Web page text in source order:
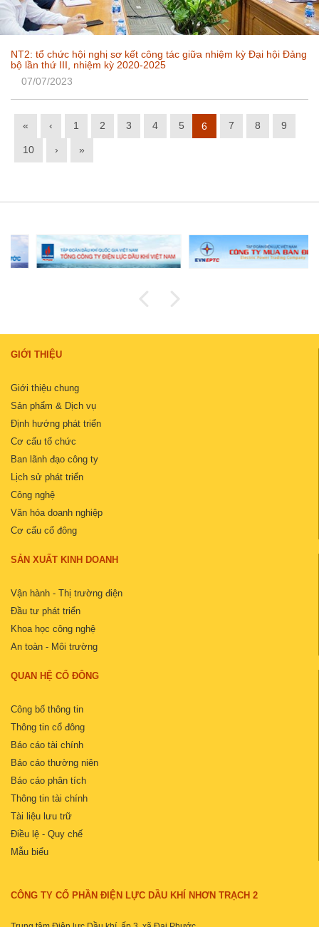
NT2: tổ chức hội nghị sơ kết công tác giữa nhiệm kỳ Đại hội Đảng
bộ lần thứ III, nhiệm kỳ 2020-2025
07/07/2023
« ‹ 1 2 3 4 5 6 7 8 9
10 › »
GIỚI THIỆU
Giới thiệu chung
Sản phẩm & Dịch vụ
Định hướng phát triển
Cơ cấu tổ chức
Ban lãnh đạo công ty
Lịch sử phát triển
Công nghệ
Văn hóa doanh nghiệp
Cơ cấu cổ đông
SẢN XUẤT KINH DOANH
Vận hành - Thị trường điện
Đầu tư phát triển
Khoa học công nghệ
An toàn - Môi trường
QUAN HỆ CỔ ĐÔNG
Công bố thông tin
Thông tin cổ đông
Báo cáo tài chính
Báo cáo thường niên
Báo cáo phân tích
Thông tin tài chính
Tài liệu lưu trữ
Điều lệ - Quy chế
Mẫu biểu
CÔNG TY CỔ PHẦN ĐIỆN LỰC DẦU KHÍ NHƠN TRẠCH 2